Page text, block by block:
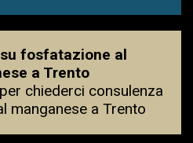
fosfatazione al
a Trento
chiederci consulenza
manganese a Trento